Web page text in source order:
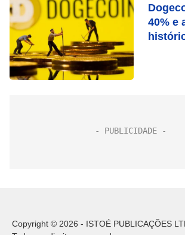
40% e
Copyright © 2026 - ISTOÉ PUBLICAÇÕES